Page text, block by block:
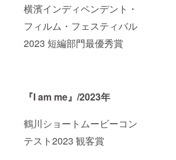
横濱インディペンデント・
フィルム・フェスティバル
2023 短編部門最優秀賞
『I am me』/2023年
鶴川ショートムービーコン
テスト2023 観客賞